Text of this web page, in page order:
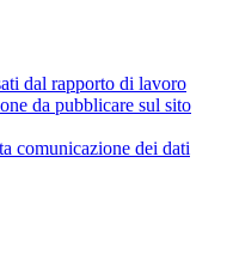
dal rapporto di lavoro
da pubblicare sul sito
comunicazione dei dati